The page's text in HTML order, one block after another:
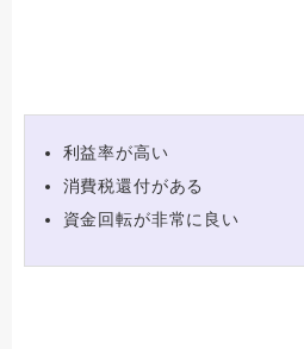
利益率が高い
消費税還付がある
資金回転が非常に良い